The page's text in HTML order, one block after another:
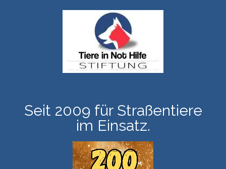
Seit 2009 für Straßentiere
im Einsatz.